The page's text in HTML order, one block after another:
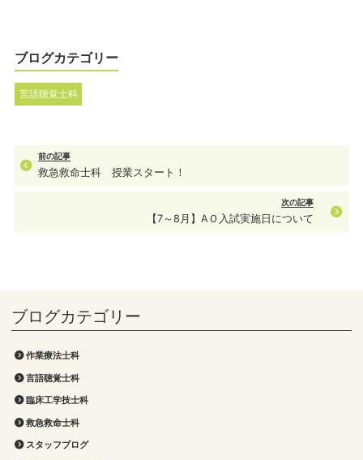
作業療法士科
言語聴覚士科
臨床工学技士科
救急救命士科
スタッフブログ
ブログカテゴリー
言語聴覚士科
前の記事
救急救命士科 授業スタート！
次の記事
【7～8月】AＯ入試実施日について